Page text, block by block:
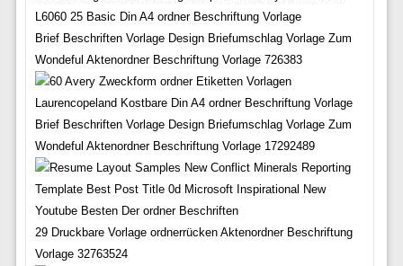
Brief Beschriften Vorlage Design Briefumschlag Vorlage Zum
Wondeful Aktenordner Beschriftung Vorlage 726383
Brief Beschriften Vorlage Design Briefumschlag Vorlage Zum
Wondeful Aktenordner Beschriftung Vorlage 17292489
29 Druckbare Vorlage ordnerrücken Aktenordner Beschriftung
Vorlage 32763524